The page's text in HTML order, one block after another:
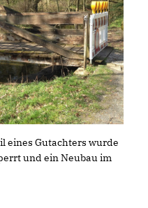
eines Gutachters wurde
und ein Neubau im